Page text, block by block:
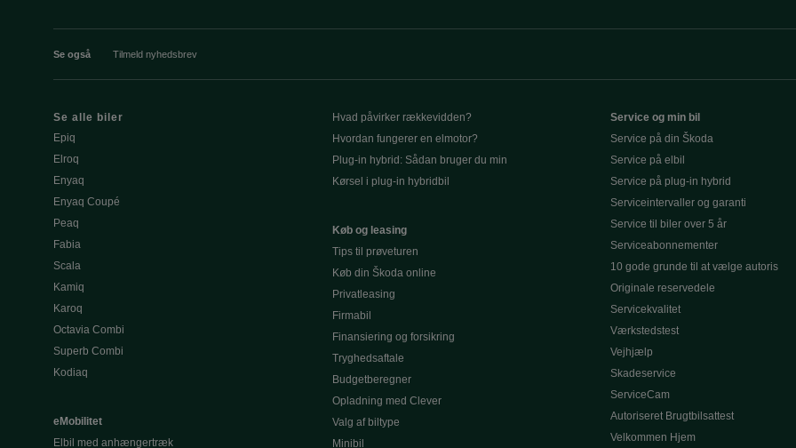
Se også Tilmeld nyhedsbrev
Se alle biler
Epiq
Elroq
Enyaq
Enyaq Coupé
Peaq
Fabia
Scala
Kamiq
Karoq
Octavia Combi
Superb Combi
Kodiaq
eMobilitet
Elbil med anhængertræk
Hvad påvirker rækkevidden?
Hvordan fungerer en elmotor?
Plug-in hybrid: Sådan bruger du min
Kørsel i plug-in hybridbil
Køb og leasing
Tips til prøveturen
Køb din Škoda online
Privatleasing
Firmabil
Finansiering og forsikring
Tryghedsaftale
Budgetberegner
Opladning med Clever
Valg af biltype
Minibil
Service og min bil
Service på din Škoda
Service på elbil
Service på plug-in hybrid
Serviceintervaller og garanti
Service til biler over 5 år
Serviceabonnementer
10 gode grunde til at vælge autoris
Originale reservedele
Servicekvalitet
Værkstedstest
Vejhjælp
Skadeservice
ServiceCam
Autoriseret Brugtbilsattest
Velkommen Hjem